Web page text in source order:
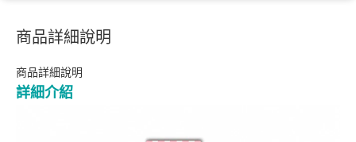
商品詳細說明
商品詳細說明
詳細介紹